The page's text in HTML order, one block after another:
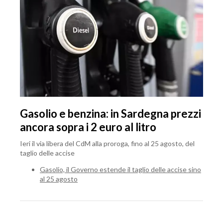
Gasolio e benzina: in Sardegna prezzi
ancora sopra i 2 euro al litro
Ieri il via libera del CdM alla proroga, fino al 25 agosto, del
taglio delle accise
Gasolio, il Governo estende il taglio delle accise sino
al 25 agosto